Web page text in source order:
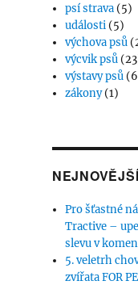
psí strava (5)
události (5)
výchova psů
výcvik psů
výstavy psů
zákony(1)
Pro šťastné
Tractive –
slevu v
5. veletrh
zvířata FOR